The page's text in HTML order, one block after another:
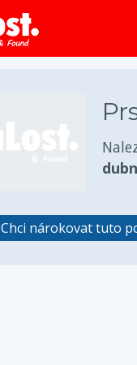
Chci nárokovat tuto